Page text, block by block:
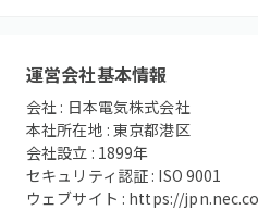
運営会社基本情報
会社 : 日本電気株式会社
本社所在地 :東京都港区
会社設立 : 1899年
セキュリティ認証 : ISO 9001
ウェブサイト : https://